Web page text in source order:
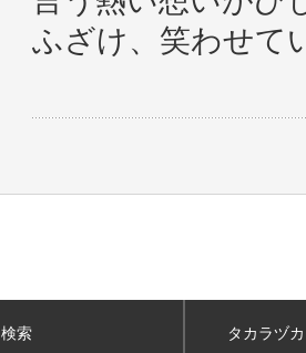
ふざけ、笑わせて
検索 タカラヅ